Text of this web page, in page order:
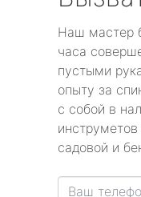
Наш мастер
часа
пустыми
опыту за
с собой в
садовой и